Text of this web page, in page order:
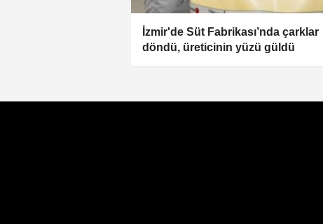
İzmir'de Süt Fabrikası’nda çarklar
döndü, üreticinin yüzü güldü